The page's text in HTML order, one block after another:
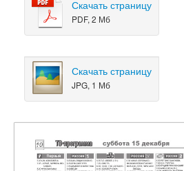
Скачать страницу
PDF, 2 Мб
Скачать страницу
JPG, 1 Мб